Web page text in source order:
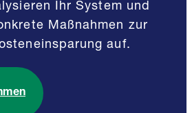
Ihr System und
Maßnahmen zur
auf.